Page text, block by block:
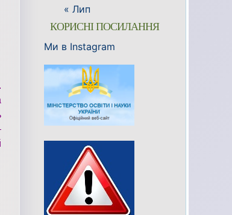
« Лип
КОРИСНІ ПОСИЛАННЯ
Ми в Instagram